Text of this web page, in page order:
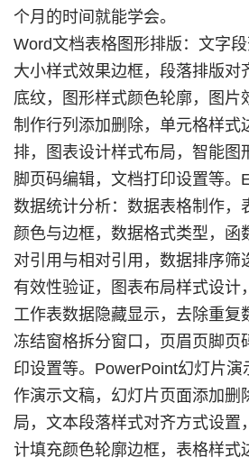
个月的时间就能学会。
Word文档表格图形排版：文字
大小样式效果边框，段落排版对
底纹，图形样式颜色轮廓，图片
制作行列添加删除，单元格样式
排，图表设计样式布局，智能图
脚页码编辑，文档打印设置等。
数据统计分析：数据表格制作，
颜色与边框，数据格式类型，函
对引用与相对引用，数据排序筛
有效性验证，图表布局样式设计
工作表数据隐藏显示，去除重复
冻结窗格拆分窗口，页眉页脚页
印设置等。PowerPoint幻灯片演
作演示文稿，幻灯片页面添加删
局，文本段落样式对齐方式设置
计填充颜色轮廓边框，表格样式